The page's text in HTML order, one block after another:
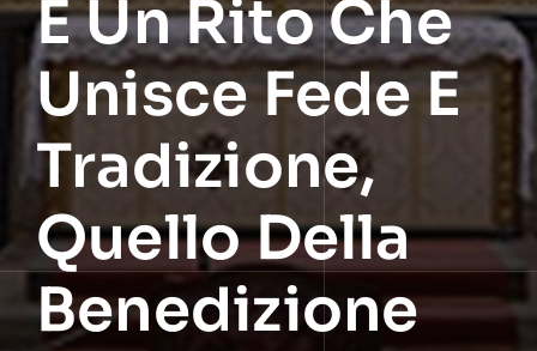
E Un Rito Che
Unisce Fede E
Tradizione,
Quello Della
Benedizione